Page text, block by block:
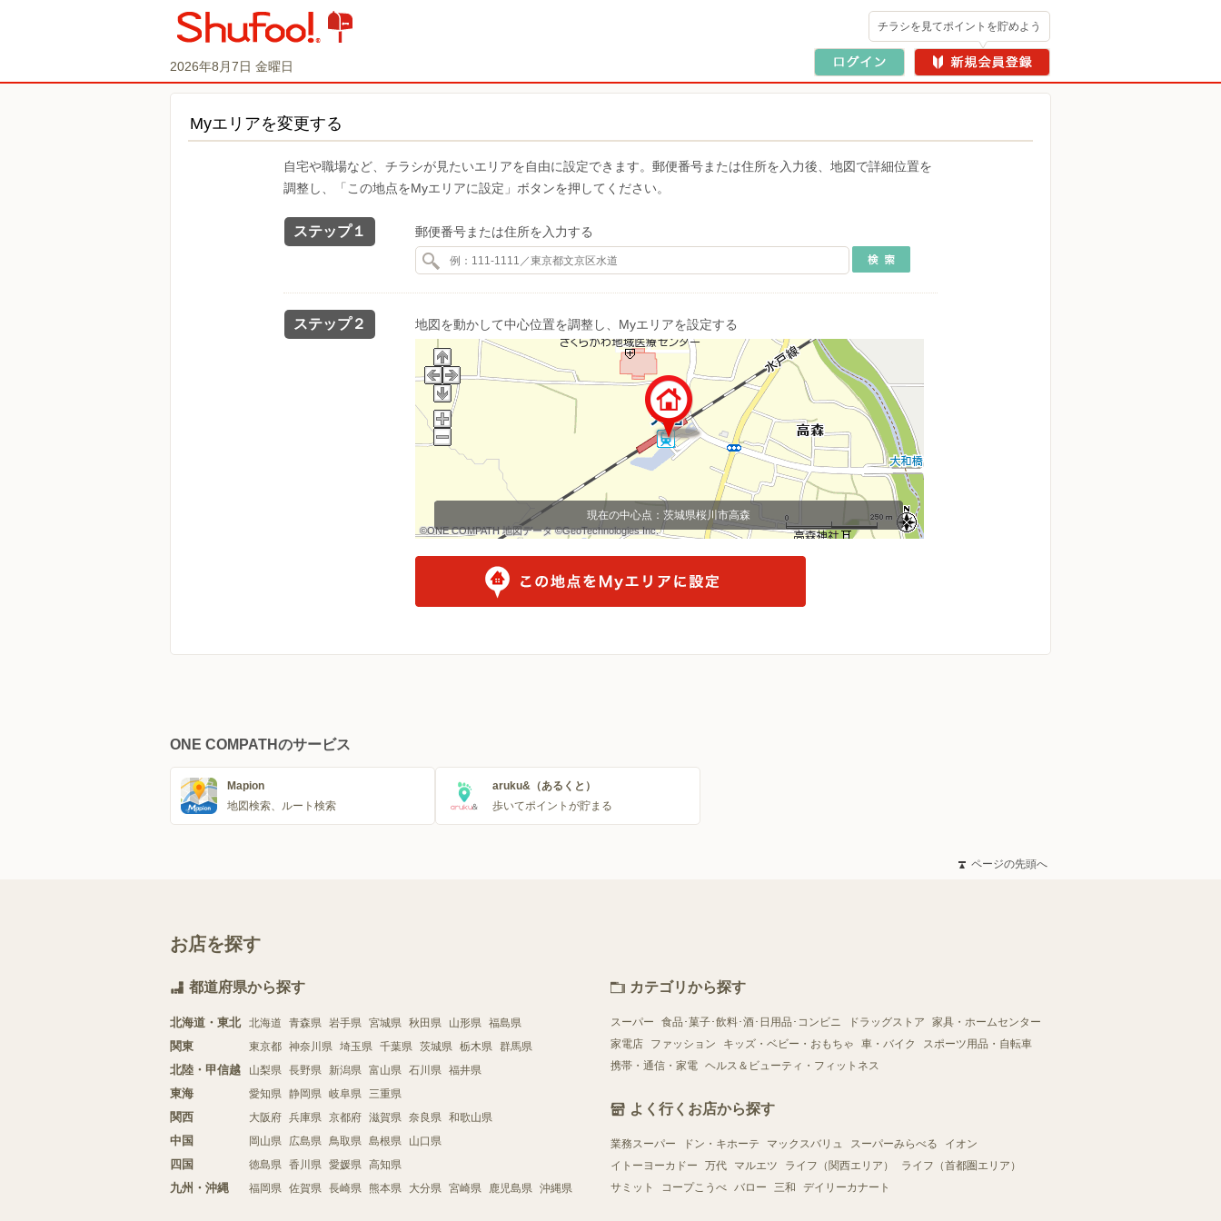
2026年8月7日 金曜日
チラシを見てポイントを貯めよう
Myエリアを変更する
自宅や職場など、チラシが見たいエリアを自由に設定できます。郵便番号または住所を入力後、地図で詳細位置を
調整し、「この地点をMyエリアに設定」ボタンを押してください。
ステップ１ 郵便番号または住所を入力する
ステップ２ 地図を動かして中心位置を調整し、Myエリアを設定する
©ONE COMPATH 地図データ ©GeoTechnologies Inc.
©ONE COMPATH 地図データ ©GeoTechnologies Inc.
©ONE COMPATH 地図データ ©GeoTechnologies Inc.
©ONE COMPATH 地図データ ©GeoTechnologies Inc.
©ONE COMPATH 地図データ ©GeoTechnologies Inc.
©ONE COMPATH 地図データ ©GeoTechnologies Inc.
©ONE COMPATH 地図データ ©GeoTechnologies Inc.
©ONE COMPATH 地図データ ©GeoTechnologies Inc.
©ONE COMPATH 地図データ ©GeoTechnologies Inc.
現在の中心点： 茨城県桜川市高森
ONE COMPATHのサービス
Mapion
地図検索、ルート検索
aruku&（あるくと）
歩いてポイントが貯まる
ページの先頭へ
お店を探す
都道府県から探す
北海道・東北 北海道 青森県 岩手県 宮城県 秋田県 山形県 福島県
関東 東京都 神奈川県 埼玉県 千葉県 茨城県 栃木県 群馬県
北陸・甲信越 山梨県 長野県 新潟県 富山県 石川県 福井県
東海 愛知県 静岡県 岐阜県 三重県
関西 大阪府 兵庫県 京都府 滋賀県 奈良県 和歌山県
中国 岡山県 広島県 鳥取県 島根県 山口県
四国 徳島県 香川県 愛媛県 高知県
九州・沖縄 福岡県 佐賀県 長崎県 熊本県 大分県 宮崎県 鹿児島県 沖縄県
カテゴリから探す
スーパー 食品･菓子･飲料･酒･日用品･コンビニ ドラッグストア
家具・ホームセンター
家電店
ファッション キッズ・ベビー・おもちゃ 車・バイク
スポーツ用品・自転車
携帯・通信・家電 ヘルス＆ビューティ・フィットネス
よく行くお店から探す
業務スーパー ドン・キホーテ マックスバリュ スーパーみらべる
イオン
イトーヨーカドー
万代 マルエツ ライフ（関西エリア）
ライフ（首都圏エリア）
サミット
コープこうべ バロー 三和 デイリーカナート